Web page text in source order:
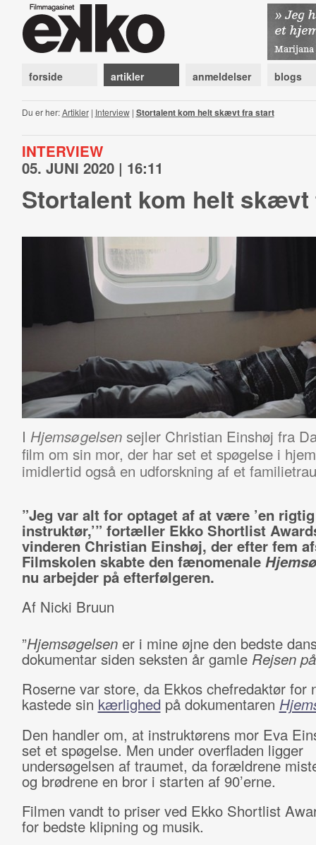
forside artikler anmeldelser blogs
Du er her:Artikler| Interview| Stortalent kom helt skævt fra start
INTERVIEW
05. JUNI 2020 | 16:11
Stortalent kom helt
I Hjemsøgelsensejler Christian Einshøj fra
film om sin mor, der har set et spøgelse i
imidlertid også en udforskning af et
”Jeg var alt for optaget af at være ’en rigtig
instruktør,’” fortæller Ekko Shortlist
vinderen Christian Einshøj, der efter fem
Filmskolen skabte den fænomenale
nu arbejder på efterfølgeren.
Af Nicki Bruun
”Hjemsøgelsener i mine øjne den bedste
dokumentar siden seksten år gamle Rejsen
Roserne var store, da Ekkos chefredaktør for
kastede sin kærlighed på dokumentaren
Den handler om, at instruktørens mor Eva
set et spøgelse. Men under overfladen ligger
undersøgelsen af traumet, da forældrene
og brødrene en bror i starten af 90’erne.
Filmen vandt to priser ved Ekko Shortlist
for bedste klipning og musik.